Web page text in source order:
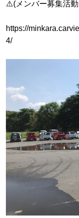
⚠️(メンバー募集活
https://
4/